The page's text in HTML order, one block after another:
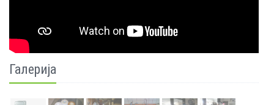
Галерија